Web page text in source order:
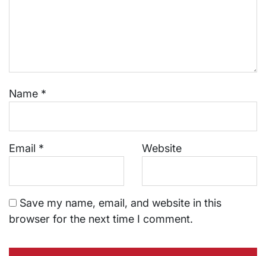
Name *
Email * Website
Save my name, email, and website in this
browser for the next time I comment.